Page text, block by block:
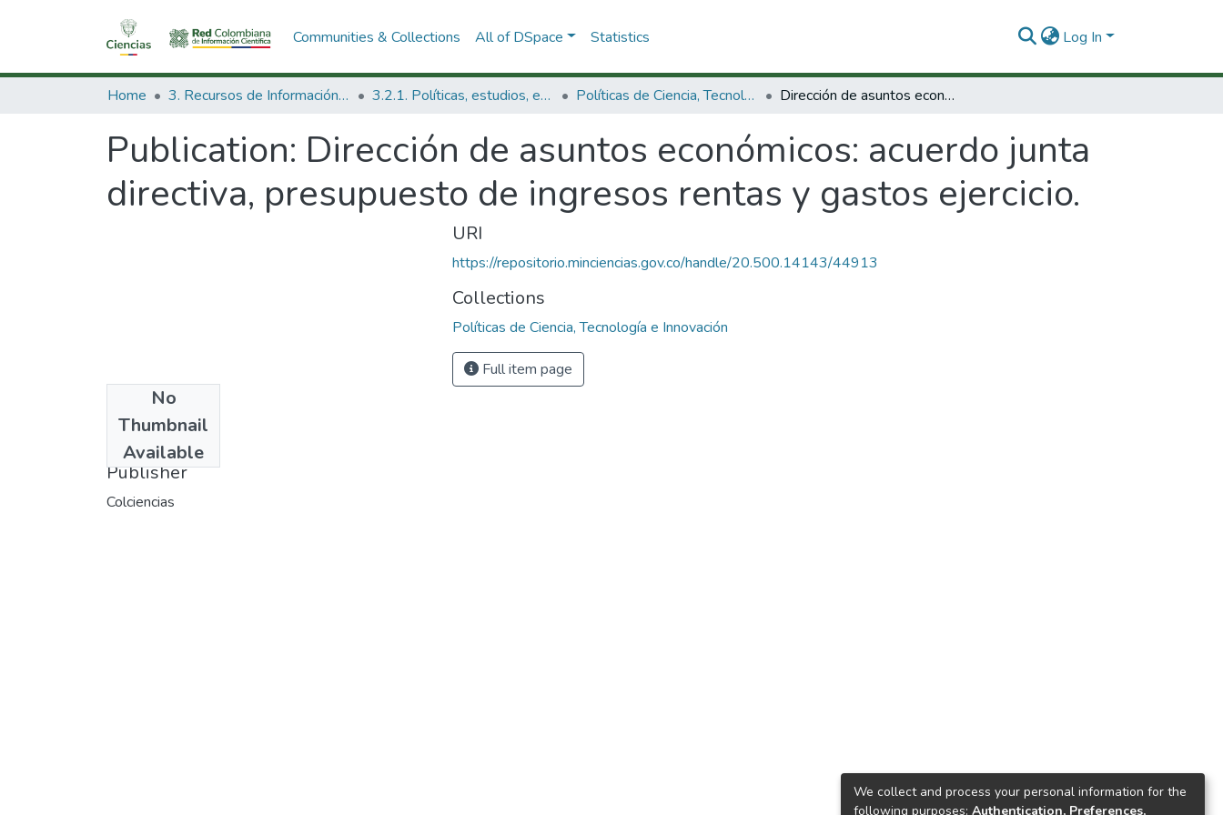
Communities & Collections All of DSpace Statistics Log In
Home 3. Recursos de Información Científica y Tecnológica 3.2.1. Políticas, estudios, evaluaciones e indicadores de CTeI Políticas de Ciencia, Tecnología e Innovación Dirección de asuntos económicos: acuerdo junta directiva, presupuesto de ingresos rentas y gastos ejercicio.
Publication: Dirección de asuntos económicos: acuerdo junta
directiva, presupuesto de ingresos rentas y gastos ejercicio.
No
Thumbnail
Available
1973
Publisher
Colciencias
URI
https://repositorio.minciencias.gov.co/handle/20.500.14143/44913
Collections
Políticas de Ciencia, Tecnología e Innovación
Full item page
We collect and process your personal information for the
following purposes: Authentication, Preferences,